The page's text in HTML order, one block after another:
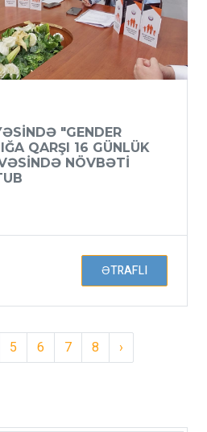
"GENDER
QARŞI 16 GÜNLÜK
NÖVBƏTI
ƏTRAFLI
5 6 7 8 ›